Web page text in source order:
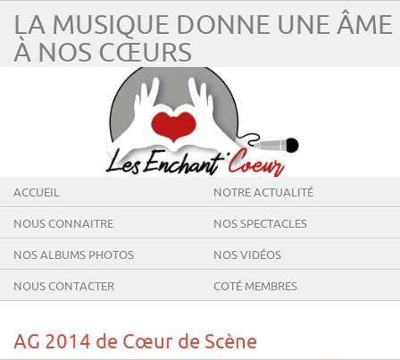
LA MUSIQUE DONNE UNE ÂME
À NOS CŒURS
ACCUEIL NOTRE ACTUALITÉ
NOUS CONNAITRE NOS SPECTACLES
NOS ALBUMS PHOTOS NOS VIDÉOS
NOUS CONTACTER COTÉ MEMBRES
AG 2014 de Cœur de Scène